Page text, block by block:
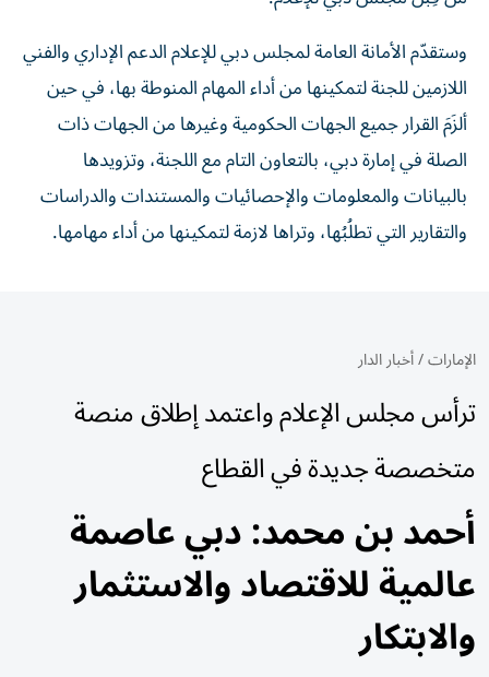
وستقدّم الأمانة العامة لمجلس دبي للإعلام الدعم الإداري والفني
اللازمين للجنة لتمكينها من أداء المهام المنوطة بها، في حين
ألزَمَ القرار جميع الجهات الحكومية وغيرها من الجهات ذات
الصلة في إمارة دبي، بالتعاون التام مع اللجنة، وتزويدها
بالبيانات والمعلومات والإحصائيات والمستندات والدراسات
والتقارير التي تطلُبُها، وتراها لازمة لتمكينها من أداء مهامها.
الإمارات/أخبار الدار
ترأس مجلس الإعلام واعتمد إطلاق منصة
متخصصة جديدة في القطاع
أحمد بن محمد: دبي عاصمة
عالمية للاقتصاد والاستثمار
والابتكار